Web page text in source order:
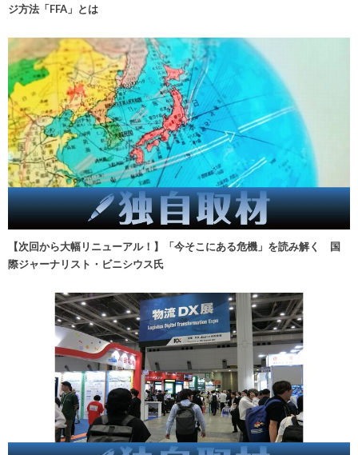
ジ方法「FFA」とは
【次回から大幅リニューアル！】「今そこにある危機」を読み解く 国
際ジャーナリスト・ビニシウス氏